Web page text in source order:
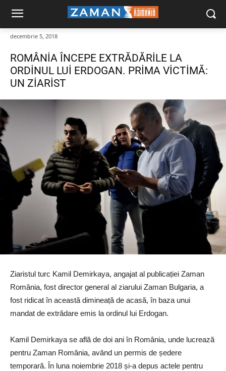
decembrie 5, 2018
ROMÂNİA ÎNCEPE EXTRĂDĂRİLE LA
ORDİNUL LUİ ERDOGAN. PRİMA VİCTİMĂ:
UN ZİARİST
Ziaristul turc Kamil Demirkaya, angajat al publicației Zaman
România, fost director general al ziarului Zaman Bulgaria, a
fost ridicat în această dimineață de acasă, în baza unui
mandat de extrădare emis la ordinul lui Erdogan.
Kamil Demirkaya se află de doi ani în România, unde lucrează
pentru Zaman România, având un permis de ședere
temporară. În luna noiembrie 2018 și-a depus actele pentru